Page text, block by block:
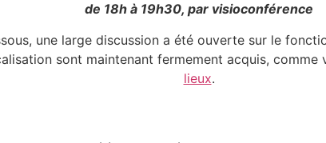
de 18h à 19h30, par visioconférence
une large discussion a été ouverte sur le
sont maintenant fermement acquis,
lieux.